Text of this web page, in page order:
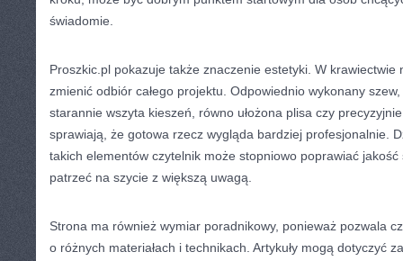
świadomie.
Proszkic.pl pokazuje także znaczenie estetyki. W krawiectwie
zmienić odbiór całego projektu. Odpowiednio wykonany
starannie wszyta kieszeń, równo ułożona plisa czy
sprawiają, że gotowa rzecz wygląda bardziej profesjonalnie.
takich elementów czytelnik może stopniowo poprawiać
patrzeć na szycie z większą uwagą.
Strona ma również wymiar poradnikowy, ponieważ pozwala
o różnych materiałach i technikach. Artykuły mogą dotyczyć